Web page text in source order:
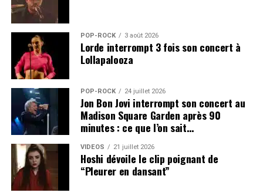
POP-ROCK 3 août 2026
Lorde interrompt 3 fois son concert à
Lollapalooza
POP-ROCK 24 juillet 2026
Jon Bon Jovi interrompt son concert au
Madison Square Garden après 90
minutes : ce que l’on sait…
VIDEOS 21 juillet 2026
Hoshi dévoile le clip poignant de
“Pleurer en dansant”